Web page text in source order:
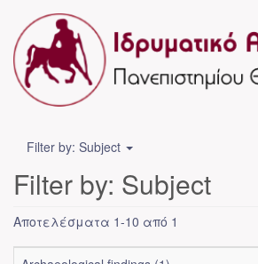
Filter by: Subject
Filter by: Subject
Αποτελέσματα 1-10 από 1